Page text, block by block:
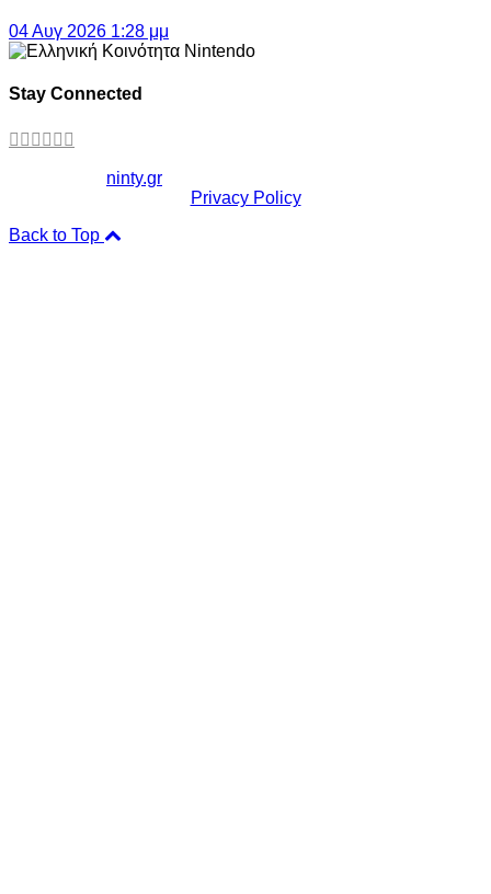
04 Αυγ 2026 1:28 μμ
Stay Connected
ninty.gr
Privacy Policy
Back to Top